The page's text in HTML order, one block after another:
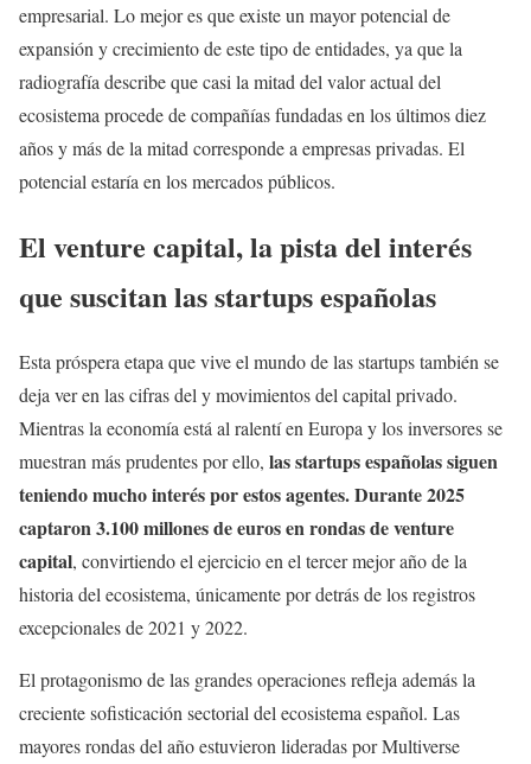
empresarial. Lo mejor es que existe un mayor potencial de
expansión y crecimiento de este tipo de entidades, ya que la
radiografía describe que casi la mitad del valor actual del
ecosistema procede de compañías fundadas en los últimos diez
años y más de la mitad corresponde a empresas privadas. El
potencial estaría en los mercados públicos.
El venture capital, la pista del interés
que suscitan las startups españolas
Esta próspera etapa que vive el mundo de las startups también se
deja ver en las cifras del y movimientos del capital privado.
Mientras la economía está al ralentí en Europa y los inversores se
muestran más prudentes por ello, las startups españolas siguen
teniendo mucho interés por estos agentes. Durante 2025
captaron 3.100 millones de euros en rondas de venture
capital, convirtiendo el ejercicio en el tercer mejor año de la
historia del ecosistema, únicamente por detrás de los registros
excepcionales de 2021 y 2022.
El protagonismo de las grandes operaciones refleja además la
creciente sofisticación sectorial del ecosistema español. Las
mayores rondas del año estuvieron lideradas por Multiverse